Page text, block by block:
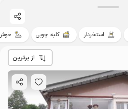
استخردار کلبه چوبی
از برترین